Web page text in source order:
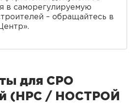
в саморегулируемую
– обращайтесь в
для СРО
(НРС / НОСТРОЙ